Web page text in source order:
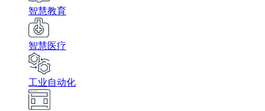
智慧教育
智慧医疗
工业自动化